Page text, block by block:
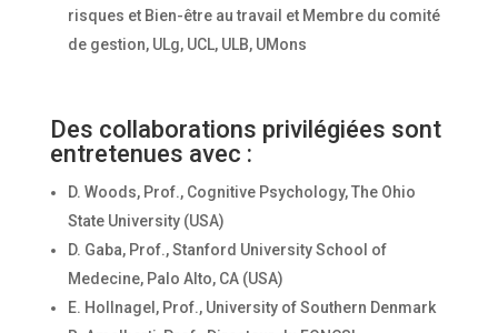
risques et Bien-être au travail et Membre du comité
de gestion, ULg, UCL, ULB, UMons
Des collaborations privilégiées sont
entretenues avec :
D. Woods, Prof., Cognitive Psychology, The Ohio
State University (USA)
D. Gaba, Prof., Stanford University School of
Medecine, Palo Alto, CA (USA)
E. Hollnagel, Prof., University of Southern Denmark